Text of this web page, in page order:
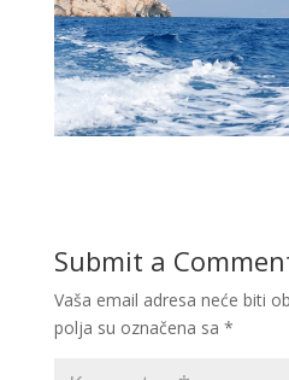
Submit a
Vaša email adresa neće biti
polja su označena sa *